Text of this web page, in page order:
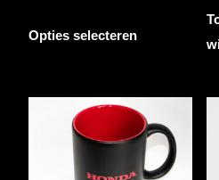
Opties selecteren
meerdere
variaties.
Deze
optie